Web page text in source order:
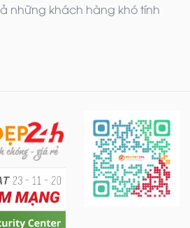
những khách hàng khó tính